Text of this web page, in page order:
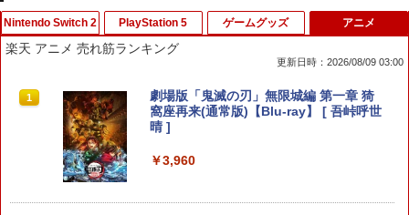
Nintendo Switch 2
1
【7週連続1位】inklink公式 Switch / Sw
itch2 コントローラー 最新モデル 最新フ
ァームウェア プロコン プロコン2 プロコ
h コントローラー ワイヤレスコントロー
PlayStation 5
1
鬼エイム 指サック ゲーム スマホ ゲーミ
ング FPS 音ゲー 荒野行動 PUBG Apex
CoD 高感度 銀繊維 手汗対策 鬼サック 6
ゲームグッズ アニメ
楽天 アニメ 売れ筋ランキング
更新日時：2026/08/09 03:00
1
劇場版「鬼滅の刃」無限城編 第一章 猗
窩座再来(通常版)【Blu-ray】 [ 吾峠呼世
晴 ]
￥3,960